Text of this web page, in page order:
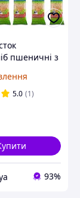
пшеничні з
12 шт
5.0 (1)
93%